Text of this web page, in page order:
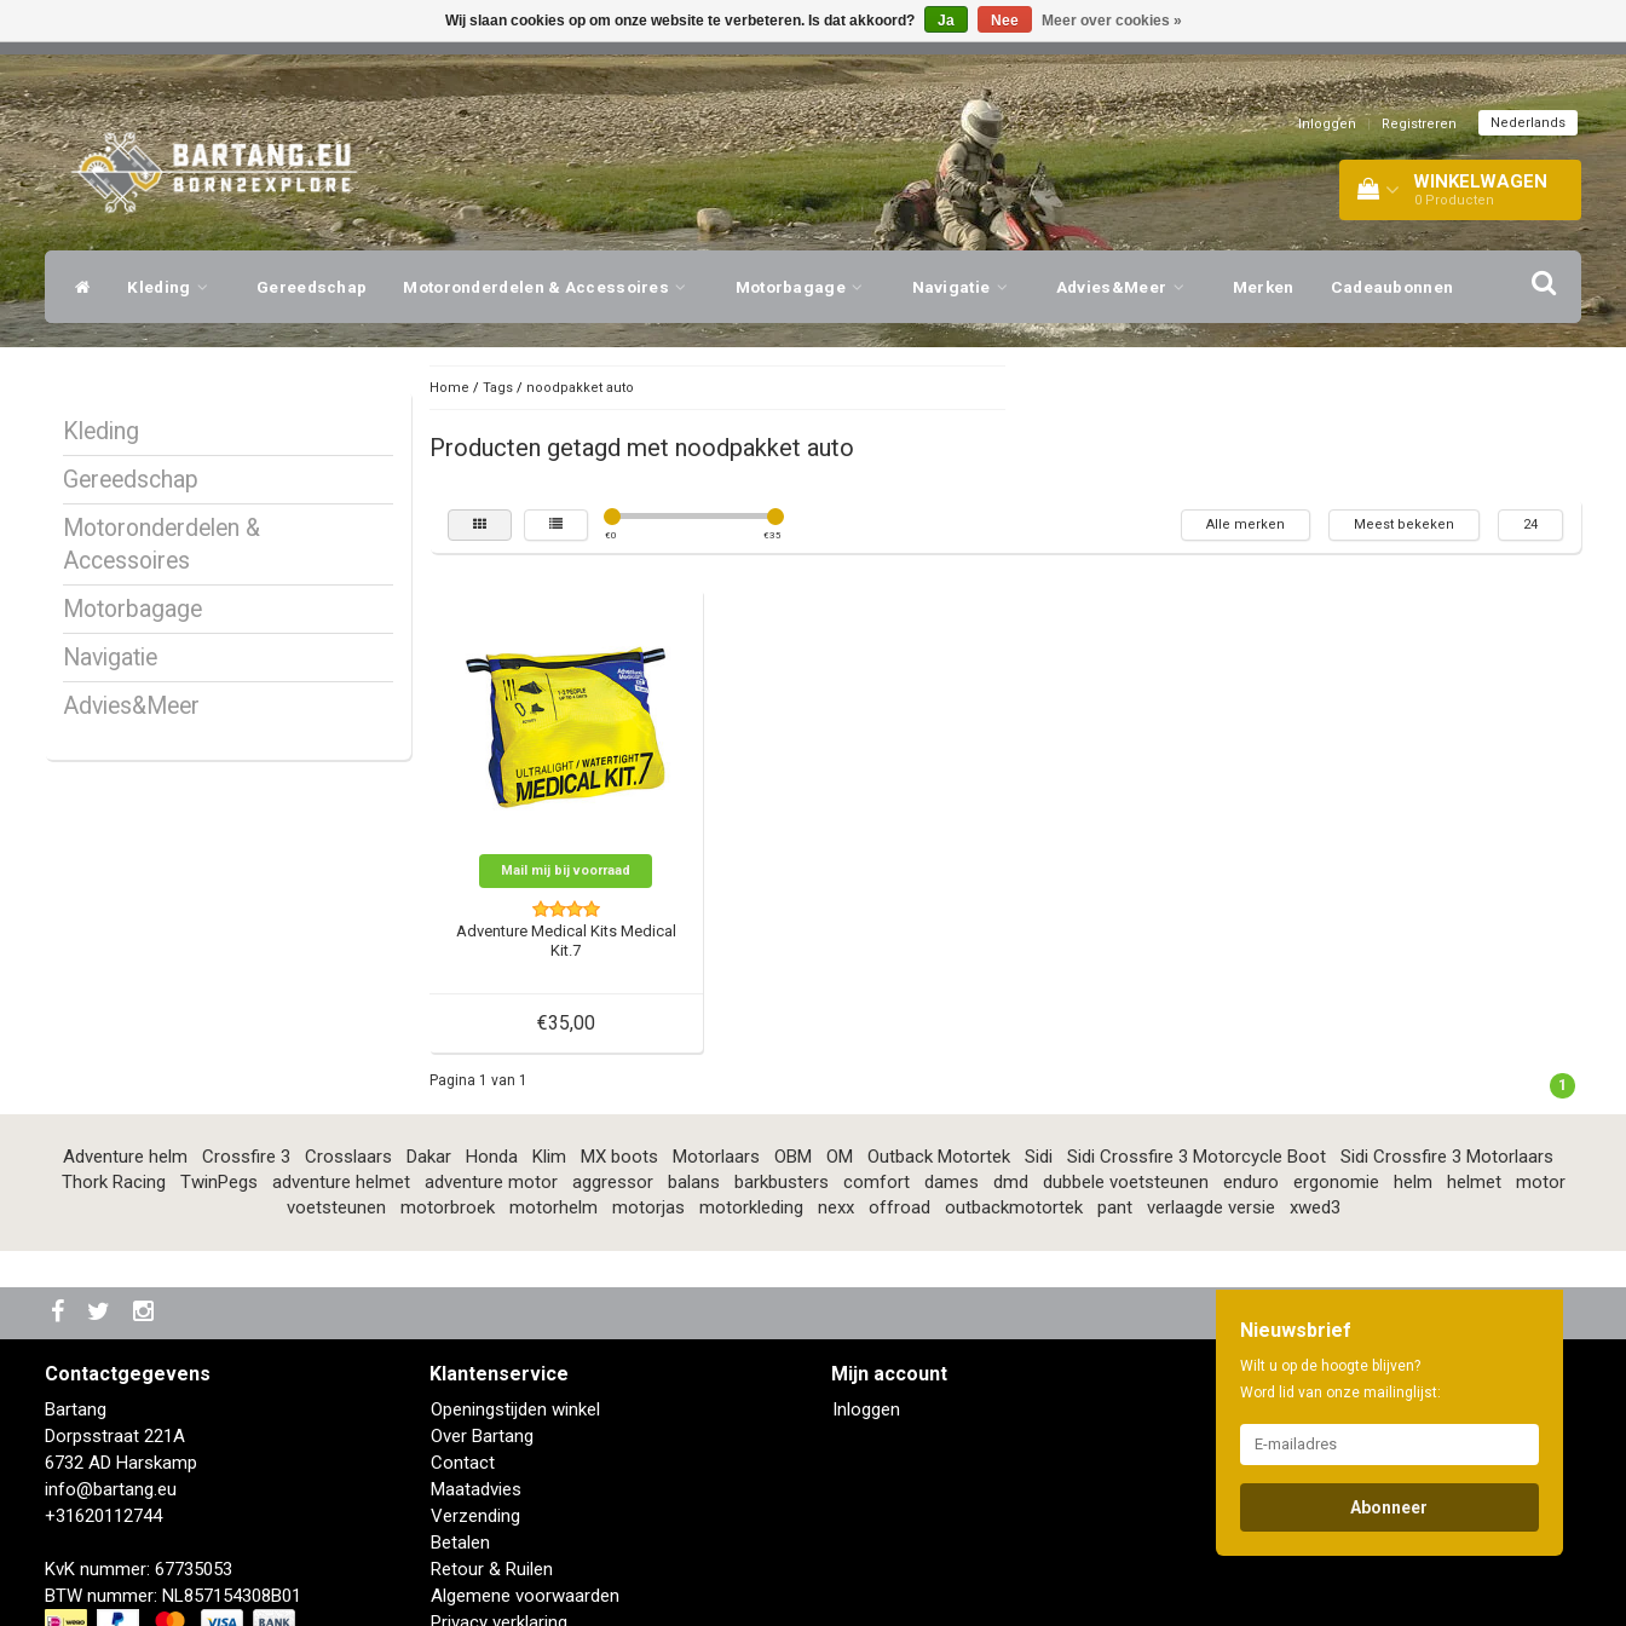
DESKUNDIG ADVIES, PERSOONLIJKE SERVICE! BEZOEK ONZE WINKEL!
Inloggen | Registreren Nederlands
WINKELWAGEN
0 Producten
Kleding Gereedschap Motoronderdelen & Accessoires Motorbagage Navigatie Advies&Meer Merken Cadeaubonnen
Kleding
Gereedschap
Motoronderdelen &
Accessoires
Motorbagage
Navigatie
Advies&Meer
Home / Tags/ noodpakket auto
Producten getagd met noodpakket auto
€0 €35
Alle merken Meest bekeken 24
Mail mij bij voorraad
Adventure Medical Kits Medical
Kit.7
€35,00
Pagina 1 van 1 1
Adventure helm Crossfire 3 Crosslaars Dakar Honda Klim MX boots Motorlaars OBM OM Outback Motortek Sidi Sidi Crossfire 3 Motorcycle Boot
Sidi Crossfire 3 Motorlaars
Thork Racing
TwinPegs adventure helmet adventure motor aggressor balans barkbusters comfort dames dmd dubbele voetsteunen enduro ergonomie helm helmet
motor
voetsteunen
motorbroek motorhelm motorjas motorkleding nexx offroad outbackmotortek pant verlaagde versie xwed3
Contactgegevens
Bartang
Dorpsstraat 221A
6732 AD Harskamp
info@bartang.eu
+31620112744
KvK nummer: 67735053
BTW nummer: NL857154308B01
Klantenservice
Openingstijden winkel
Over Bartang
Contact
Maatadvies
Verzending
Betalen
Retour & Ruilen
Algemene voorwaarden
Mijn account
Inloggen
Nieuwsbrief
Wilt u op de hoogte blijven?
Word lid van onze mailinglijst:
Abonneer
Wij slaan cookies op om onze website te verbeteren. Is dat akkoord? Ja Nee Meer over cookies »